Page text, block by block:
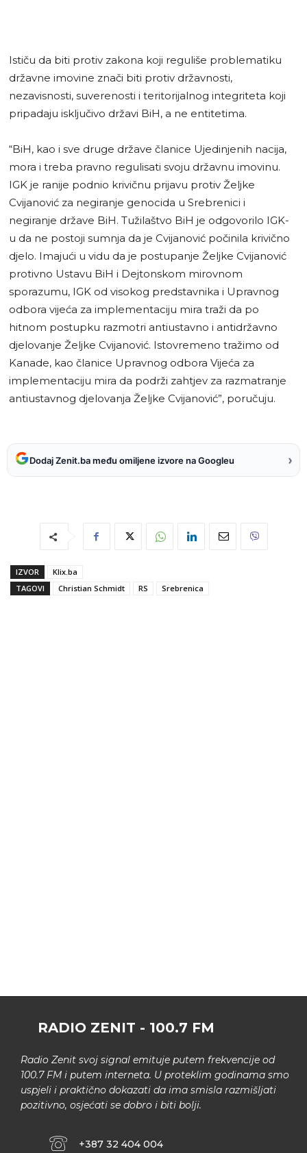
Ističu da biti protiv zakona koji reguliše problematiku
državne imovine znači biti protiv državnosti,
nezavisnosti, suverenosti i teritorijalnog integriteta koji
pripadaju isključivo državi BiH, a ne entitetima.
“BiH, kao i sve druge države članice Ujedinjenih nacija,
mora i treba pravno regulisati svoju državnu imovinu.
IGK je ranije podnio krivičnu prijavu protiv Željke
Cvijanović za negiranje genocida u Srebrenici i
negiranje države BiH. Tužilaštvo BiH je odgovorilo IGK-
u da ne postoji sumnja da je Cvijanović počinila krivično
djelo. Imajući u vidu da je postupanje Željke Cvijanović
protivno Ustavu BiH i Dejtonskom mirovnom
sporazumu, IGK od visokog predstavnika i Upravnog
odbora vijeća za implementaciju mira traži da po
hitnom postupku razmotri antiustavno i antidržavno
djelovanje Željke Cvijanović. Istovremeno tražimo od
Kanade, kao članice Upravnog odbora Vijeća za
implementaciju mira da podrži zahtjev za razmatranje
antiustavnog djelovanja Željke Cvijanović”, poručuju.
Dodaj Zenit.ba među omiljene izvore na Googleu ›
IZVOR
Klix.ba
TAGOVI
Christian Schmidt RS Srebrenica
RADIO ZENIT - 100.7 FM
Radio Zenit svoj signal emituje putem frekvencije od
100.7 FM i putem interneta. U proteklim godinama smo
uspjeli i praktično dokazati da ima smisla razmišljati
pozitivno, osjećati se dobro i biti bolji.
+387 32 404 004